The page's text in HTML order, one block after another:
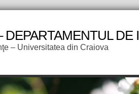
DEPARTAMENTUL DE
– Universitatea din Craiova